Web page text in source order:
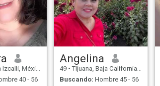
México, México
40 - 56
Angelina
49 • Tijuana, Baja California, México
Buscando: Hombre 45 - 56